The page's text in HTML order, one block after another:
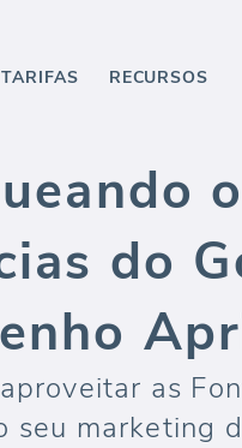
TARIFAS RECURSOS
do
as
seu marketing